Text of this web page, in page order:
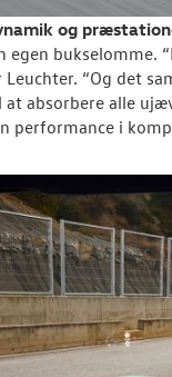
og
“Og det
absorbere alle
i